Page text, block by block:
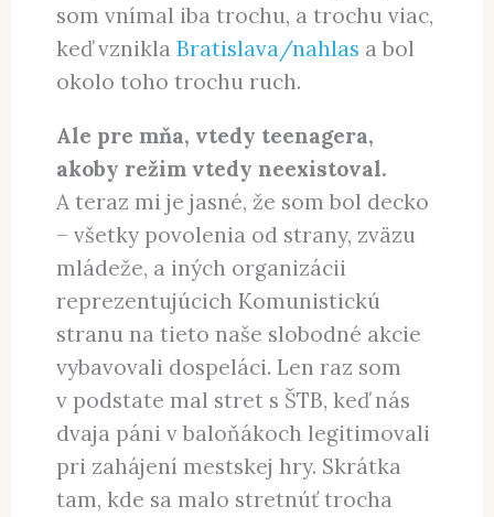
som vnímal iba trochu, a trochu viac,
keď vznikla Bratislava/nahlas a bol
okolo toho trochu ruch.
Ale pre mňa, vtedy teenagera,
akoby režim vtedy neexistoval.
A teraz mi je jasné, že som bol decko
– všetky povolenia od strany, zväzu
mládeže, a iných organizácii
reprezentujúcich Komunistickú
stranu na tieto naše slobodné akcie
vybavovali dospeláci. Len raz som
v podstate mal stret s ŠTB, keď nás
dvaja páni v baloňákoch legitimovali
pri zahájení mestskej hry. Skrátka
tam, kde sa malo stretnúť trocha